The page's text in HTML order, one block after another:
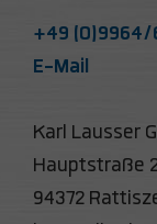
+49
E-Mail
Karl Lausser
Hauptstraße
94372